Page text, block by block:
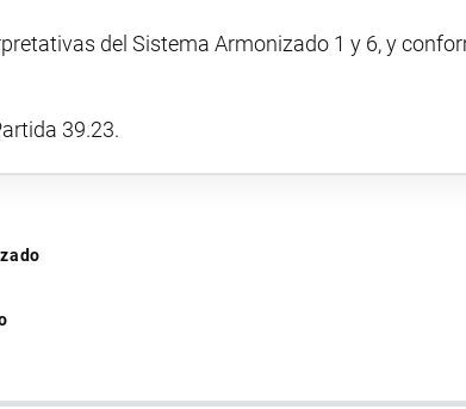
del Sistema Armonizado 1 y 6, y
39.23.